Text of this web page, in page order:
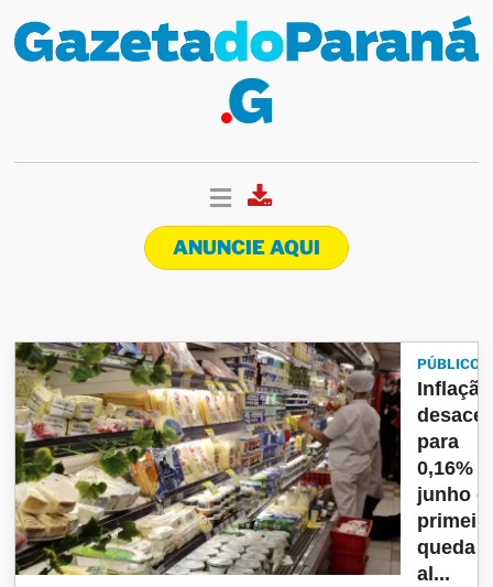
ANUNCIE AQUI
PÚBLICO
Inflação
para
0,16%
junho
queda
al...